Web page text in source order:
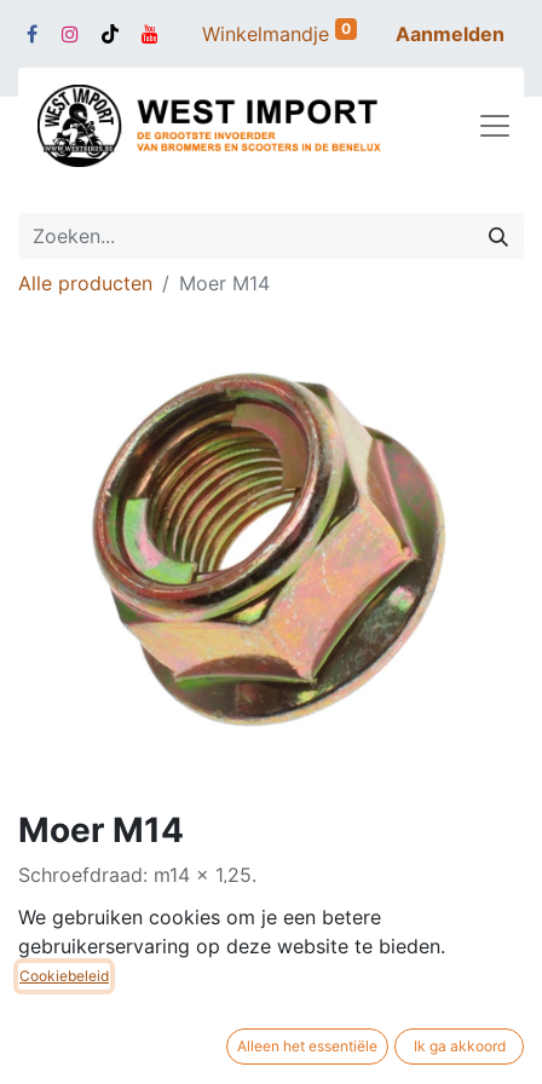
Winkelmandje 0 Aanmelden
Alle producten Moer M14
Moer M14
Schroefdraad: m14 x 1,25.
€3,50
TOEVOEGEN AAN
NU
We gebruiken cookies om je een betere
gebruikerservaring op deze website te bieden.
Cookiebeleid
Alleen het essentiële Ik ga akkoord